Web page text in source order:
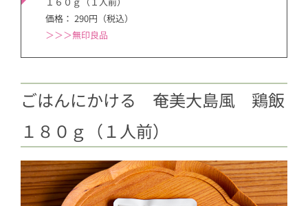
価格： 290円（税込）
＞＞＞無印良品
ごはんにかける 奄美大島風 鶏飯
１８０ｇ（１人前）